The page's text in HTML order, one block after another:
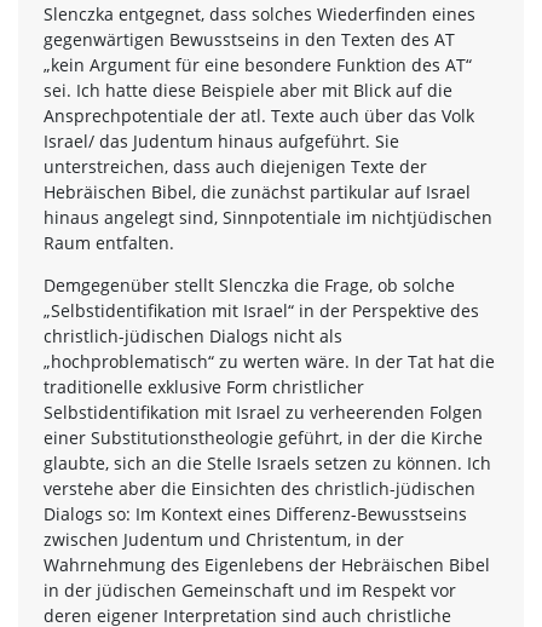
Slenczka entgegnet, dass solches Wiederfinden eines
gegenwärtigen Bewusstseins in den Texten des AT
„kein Argument für eine besondere Funktion des AT“
sei. Ich hatte diese Beispiele aber mit Blick auf die
Ansprechpotentiale der atl. Texte auch über das Volk
Israel/ das Judentum hinaus aufgeführt. Sie
unterstreichen, dass auch diejenigen Texte der
Hebräischen Bibel, die zunächst partikular auf Israel
hinaus angelegt sind, Sinnpotentiale im nichtjüdischen
Raum entfalten.
Demgegenüber stellt Slenczka die Frage, ob solche
„Selbstidentifikation mit Israel“ in der Perspektive des
christlich-jüdischen Dialogs nicht als
„hochproblematisch“ zu werten wäre. In der Tat hat die
traditionelle exklusive Form christlicher
Selbstidentifikation mit Israel zu verheerenden Folgen
einer Substitutionstheologie geführt, in der die Kirche
glaubte, sich an die Stelle Israels setzen zu können. Ich
verstehe aber die Einsichten des christlich-jüdischen
Dialogs so: Im Kontext eines Differenz-Bewusstseins
zwischen Judentum und Christentum, in der
Wahrnehmung des Eigenlebens der Hebräischen Bibel
in der jüdischen Gemeinschaft und im Respekt vor
deren eigener Interpretation sind auch christliche